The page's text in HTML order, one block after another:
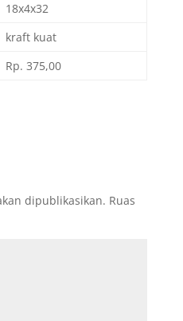
18x4x32
kraft kuat
Rp. 375,00
dipublikasikan. Ruas